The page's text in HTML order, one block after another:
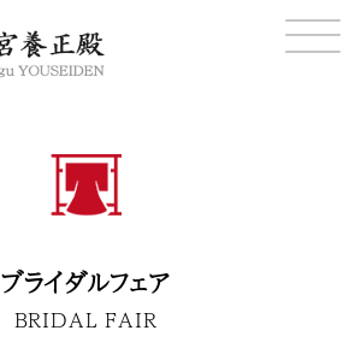
ブライダルフェア
BRIDAL FAIR